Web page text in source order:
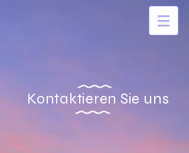
Kontaktieren Sie uns